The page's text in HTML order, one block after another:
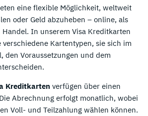
eine flexible Möglichkeit, weltweit
oder Geld abzuheben – online, als
In unserem Visa Kreditkarten
Kartentypen, sie sich im
den Voraussetzungen und dem
Kreditkarten verfügen über einen
Abrechnung erfolgt monatlich, wobei
Voll- und Teilzahlung wählen können.